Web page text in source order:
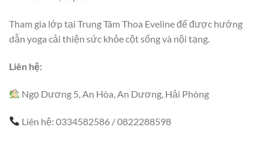
Tham gia lớp tại Trung Tâm Thoa Eveline để được hướng
dẫn yoga cải thiện sức khỏe cột sống và nội tạng.
Liên hệ:
Ngọ Dương 5, An Hòa, An Dương, Hải Phòng
Liên hệ: 0334582586 / 0822288598